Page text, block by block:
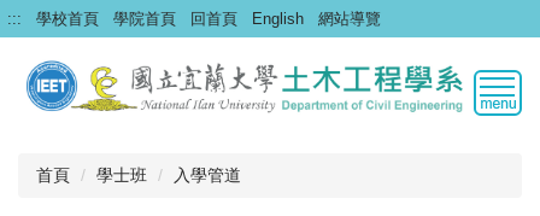
跳
到
要
::: 學校首頁 學院首頁 回首頁 English 網站導覽
首頁 學士班 入學管道